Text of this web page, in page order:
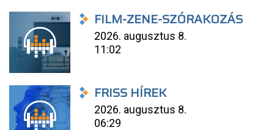
FILM-ZENE-SZÓRAKOZÁS
2026. augusztus 8.
11:02
FRISS HÍREK
2026. augusztus 8.
06:29